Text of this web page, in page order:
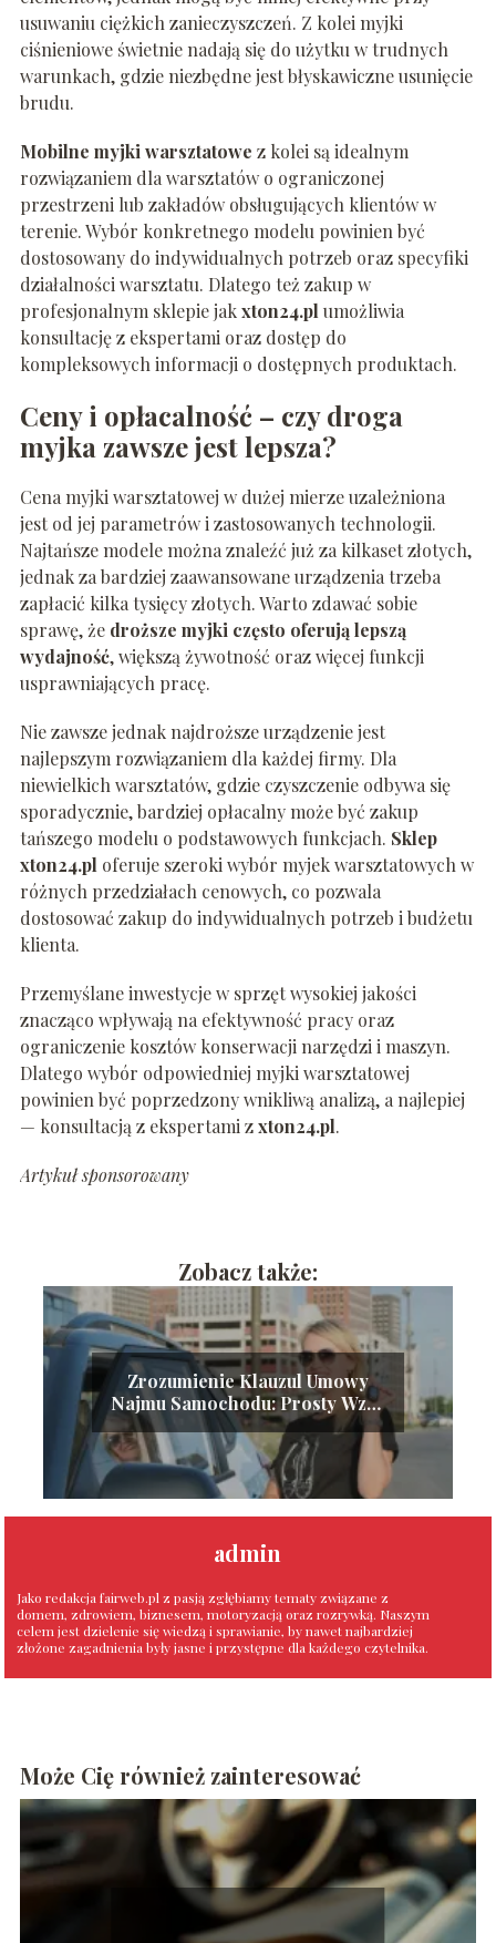
usuwaniu ciężkich zanieczyszczeń. Z kolei myjki
ciśnieniowe świetnie nadają się do użytku w trudnych
warunkach, gdzie niezbędne jest błyskawiczne usunięcie
brudu.
Mobilne myjki warsztatowe z kolei są idealnym
rozwiązaniem dla warsztatów o ograniczonej
przestrzeni lub zakładów obsługujących klientów w
terenie. Wybór konkretnego modelu powinien być
dostosowany do indywidualnych potrzeb oraz specyfiki
działalności warsztatu. Dlatego też zakup w
profesjonalnym sklepie jakxton24.plumożliwia
konsultację z ekspertami oraz dostęp do
kompleksowych informacji o dostępnych produktach.
Ceny i opłacalność – czy droga
myjka zawsze jest lepsza?
Cena myjki warsztatowej w dużej mierze uzależniona
jest od jej parametrów i zastosowanych technologii.
Najtańsze modele można znaleźć już za kilkaset złotych,
jednak za bardziej zaawansowane urządzenia trzeba
zapłacić kilka tysięcy złotych. Warto zdawać sobie
sprawę, że droższe myjki często oferują lepszą
wydajność, większą żywotność oraz więcej funkcji
usprawniających pracę.
Nie zawsze jednak najdroższe urządzenie jest
najlepszym rozwiązaniem dla każdej firmy. Dla
niewielkich warsztatów, gdzie czyszczenie odbywa się
sporadycznie, bardziej opłacalny może być zakup
tańszego modelu o podstawowych funkcjach. Sklep
xton24.ploferuje szeroki wybór myjek warsztatowych w
różnych przedziałach cenowych, co pozwala
dostosować zakup do indywidualnych potrzeb i budżetu
klienta.
Przemyślane inwestycje w sprzęt wysokiej jakości
znacząco wpływają na efektywność pracy oraz
ograniczenie kosztów konserwacji narzędzi i maszyn.
Dlatego wybór odpowiedniej myjki warsztatowej
powinien być poprzedzony wnikliwą analizą, a najlepiej
— konsultacją z ekspertami zxton24.pl.
Artykuł sponsorowany
Zobacz także:
Zrozumienie Klauzul Umowy
Najmu Samochodu: Prosty Wzór
Dokumentu Gotowego do Druku
admin
Jako redakcja fairweb.pl z pasją zgłębiamy tematy związane z
domem, zdrowiem, biznesem, motoryzacją oraz rozrywką. Naszym
celem jest dzielenie się wiedzą i sprawianie, by nawet najbardziej
złożone zagadnienia były jasne i przystępne dla każdego czytelnika.
Może Cię również zainteresować